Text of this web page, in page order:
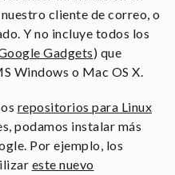
cliente de correo, o
Y no incluye todos los
Gadgets) que
Windows o Mac OS X.
repositorios para Linux
podamos instalar más
Por ejemplo, los
este nuevo